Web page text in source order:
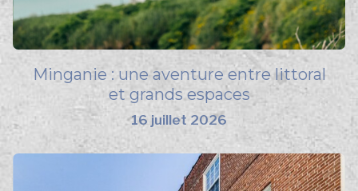
Minganie : une aventure entre littoral
et grands espaces
16 juillet 2026